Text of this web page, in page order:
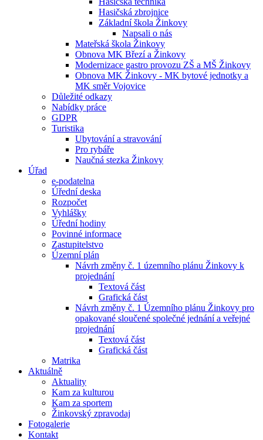
Hasičská zbrojnice
Základní škola Žinkovy
Napsali o nás
Mateřská škola Žinkovy
Obnova MK Březí a Žinkovy
Modernizace gastro provozu ZŠ a MŠ Žinkovy
Obnova MK Žinkovy - MK bytové jednotky a
MK směr Vojovice
Důležité odkazy
Nabídky práce
GDPR
Turistika
Ubytování a stravování
Pro rybáře
Naučná stezka Žinkovy
Úřad
e-podatelna
Úřední deska
Rozpočet
Vyhlášky
Úřední hodiny
Povinné informace
Zastupitelstvo
Územní plán
Návrh změny č. 1 územního plánu Žinkovy k
projednání
Textová část
Grafická část
Návrh změny č. 1 Územního plánu Žinkovy pro
opakované sloučené společné jednání a veřejné
projednání
Textová část
Grafická část
Matrika
Aktuálně
Aktuality
Kam za kulturou
Kam za sportem
Žinkovský zpravodaj
Fotogalerie
Kontakt